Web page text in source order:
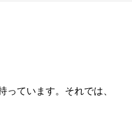
ています。それでは、